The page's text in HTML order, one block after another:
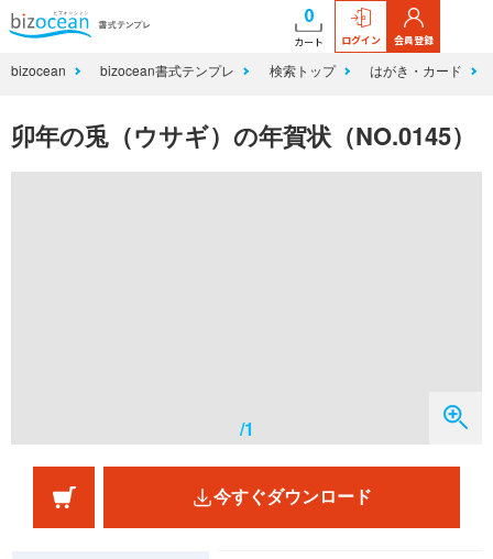
0
カート ログイン 会員登録
bizocean bizocean書式テンプレ 検索トップ はがき・カード
卯年の兎（ウサギ）の年賀状（NO.0145）
/1
今すぐダウンロード